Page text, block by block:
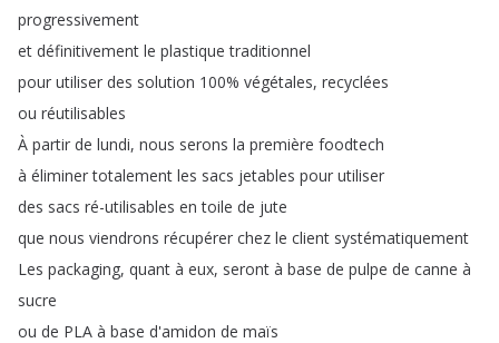
progressivement
et définitivement le plastique traditionnel
pour utiliser des solution 100% végétales, recyclées
ou réutilisables
À partir de lundi, nous serons la première foodtech
à éliminer totalement les sacs jetables pour utiliser
des sacs ré-utilisables en toile de jute
que nous viendrons récupérer chez le client systématiquement
Les packaging, quant à eux, seront à base de pulpe de canne à
sucre
ou de PLA à base d'amidon de maïs